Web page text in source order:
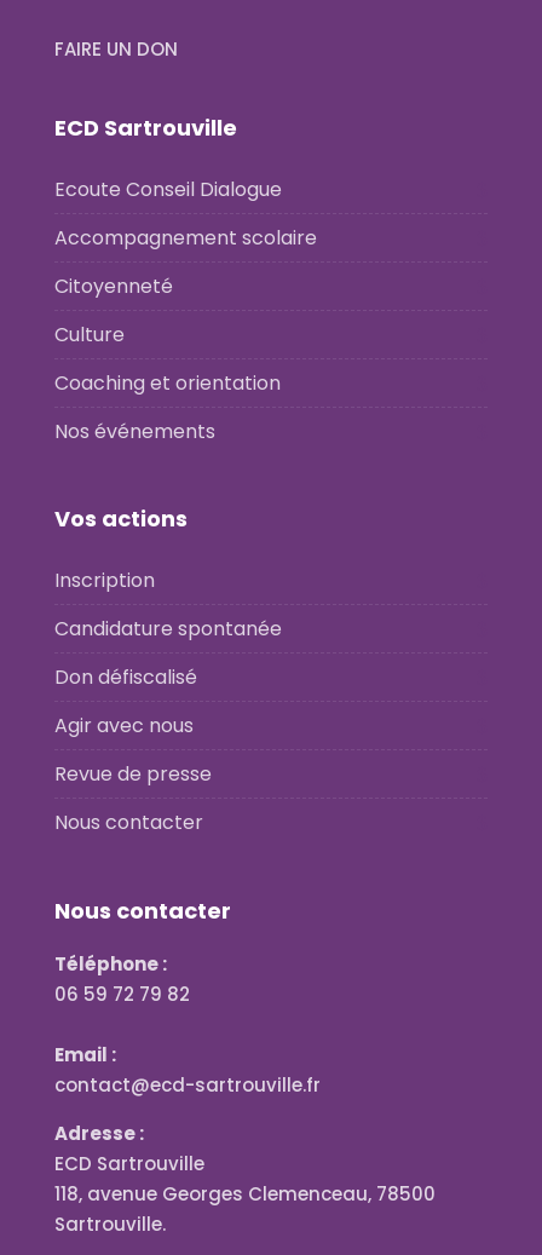
FAIRE UN DON
ECD Sartrouville
Ecoute Conseil Dialogue
Accompagnement scolaire
Citoyenneté
Culture
Coaching et orientation
Nos événements
Vos actions
Inscription
Candidature spontanée
Don défiscalisé
Agir avec nous
Revue de presse
Nous contacter
Nous contacter
Téléphone :
06 59 72 79 82
Email :
contact@ecd-sartrouville.fr
Adresse :
ECD Sartrouville
118, avenue Georges Clemenceau, 78500
Sartrouville.